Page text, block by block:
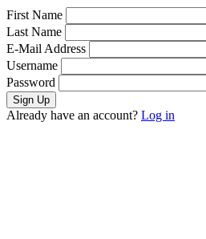
First Name
Last Name
E-Mail Address
Username
Password
Already have an account? Log in